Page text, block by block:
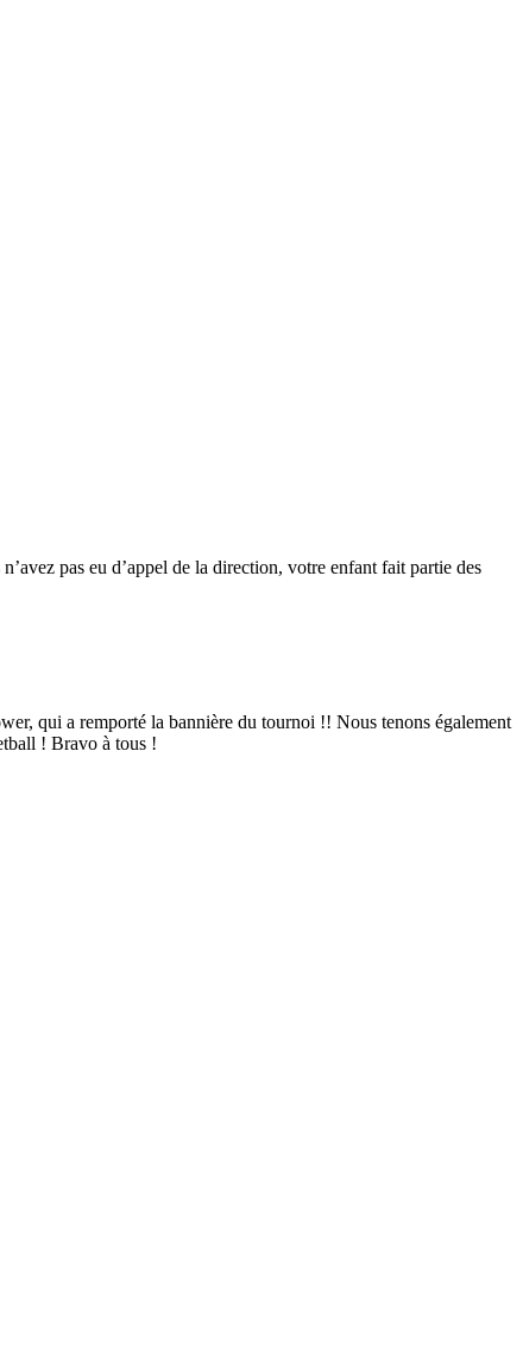
pas eu d’appel de la direction, votre enfant fait partie des
qui a remporté la bannière du tournoi !! Nous tenons également
! Bravo à tous !